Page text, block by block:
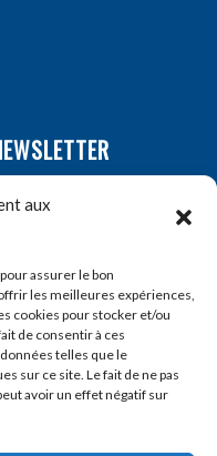
aux
assurer le bon
les meilleures expériences,
cookies pour stocker et/ou
de consentir à ces
telles que le
sur ce site. Le fait de ne pas
avoir un effet négatif sur